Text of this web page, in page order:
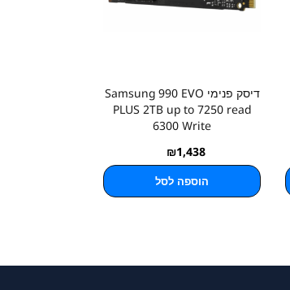
דיסק פנימי Samsung 990 EVO
PLUS 2TB up to 7250 read
6300 Write
₪1,438
הוספה לסל